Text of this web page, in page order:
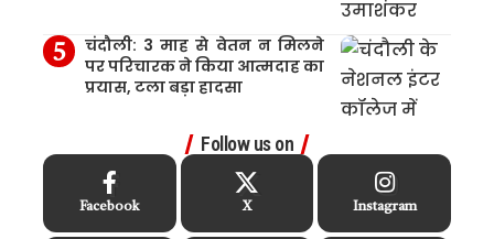
चंदौली: 3 माह से वेतन न मिलने
पर परिचारक ने किया आत्मदाह का
प्रयास, टला बड़ा हादसा
Follow us on
Facebook X Instagram